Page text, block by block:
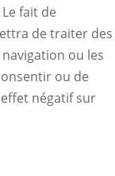
fait de
de traiter des
ou les
ou de
négatif sur